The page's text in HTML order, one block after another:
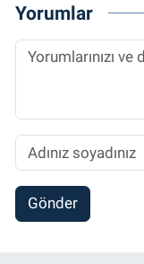
Yorumlar
Gönder